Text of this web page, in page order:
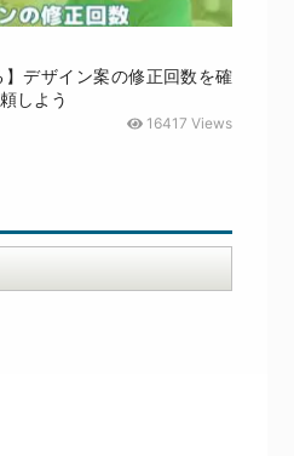
】デザイン案の修正回数を確
しよう
16417 Views